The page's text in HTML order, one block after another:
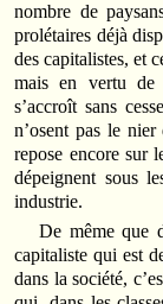
nombre de
prolétaires déjà
des capita­listes, et
mais en vertu de
s’accroît sans
n’osent pas le
repose encore sur
dépeignent sous
industrie.
De même que
capitaliste qui est
dans la société,